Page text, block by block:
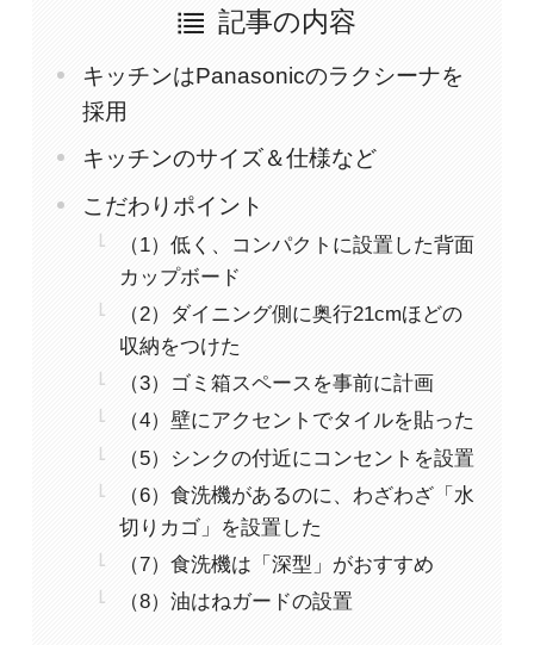
記事の内容
キッチンはPanasonicのラクシーナを
採用
キッチンのサイズ＆仕様など
こだわりポイント
（1）低く、コンパクトに設置した背面
カップボード
（2）ダイニング側に奥行21cmほどの
収納をつけた
（3）ゴミ箱スペースを事前に計画
（4）壁にアクセントでタイルを貼った
（5）シンクの付近にコンセントを設置
（6）食洗機があるのに、わざわざ「水
切りカゴ」を設置した
（7）食洗機は「深型」がおすすめ
（8）油はねガードの設置